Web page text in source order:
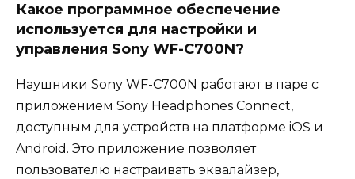
Какое программное обеспечение
используется для настройки и
управления Sony WF-C700N?
Наушники Sony WF-C700N работают в паре с
приложением Sony Headphones Connect,
доступным для устройств на платформе iOS и
Android. Это приложение позволяет
пользователю настраивать эквалайзер,